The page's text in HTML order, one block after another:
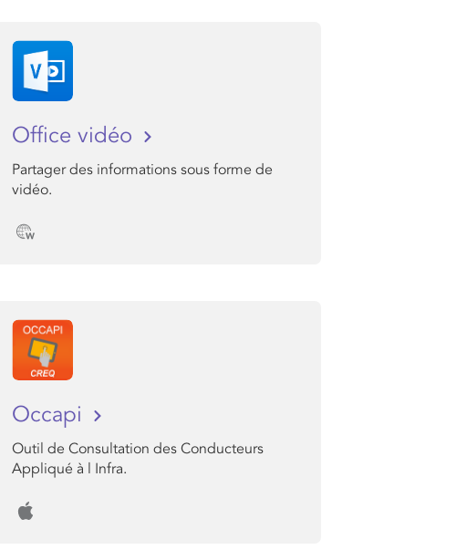
Office vidéo
Partager des informations sous forme de
vidéo.
Occapi
Outil de Consultation des Conducteurs
Appliqué à l Infra.